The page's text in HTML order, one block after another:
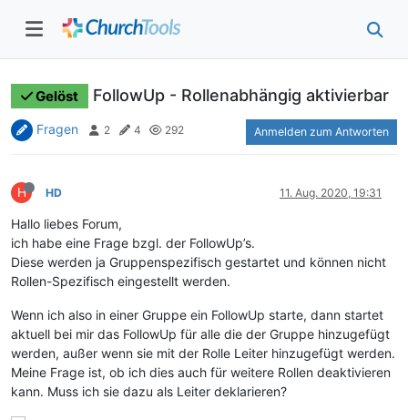
Gelöst FollowUp - Rollenabhängig aktivierbar
Fragen 2 4 292 Anmelden zum Antworten
H HD 11. Aug. 2020, 19:31
Hallo liebes Forum,
ich habe eine Frage bzgl. der FollowUp’s.
Diese werden ja Gruppenspezifisch gestartet und können nicht
Rollen-Spezifisch eingestellt werden.
Wenn ich also in einer Gruppe ein FollowUp starte, dann startet
aktuell bei mir das FollowUp für alle die der Gruppe hinzugefügt
werden, außer wenn sie mit der Rolle Leiter hinzugefügt werden.
Meine Frage ist, ob ich dies auch für weitere Rollen deaktivieren
kann. Muss ich sie dazu als Leiter deklarieren?